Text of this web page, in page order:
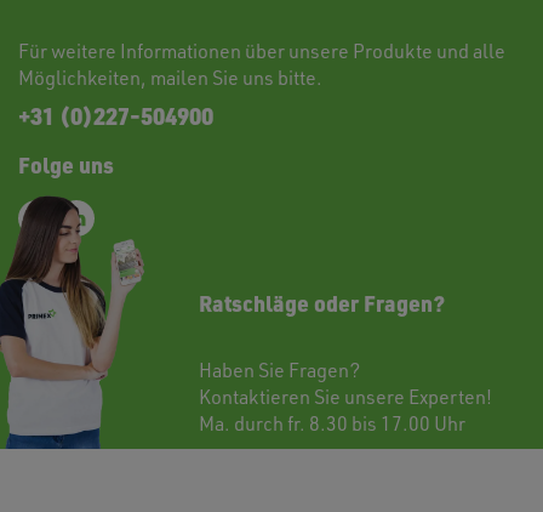
Für weitere Informationen über unsere Produkte und alle
Möglichkeiten, mailen Sie uns bitte.
+31 (0)227-504900
Folge uns
Ratschläge oder Fragen?
Haben Sie Fragen?
Kontaktieren Sie unsere Experten!
Ma. durch fr. 8.30 bis 17.00 Uhr